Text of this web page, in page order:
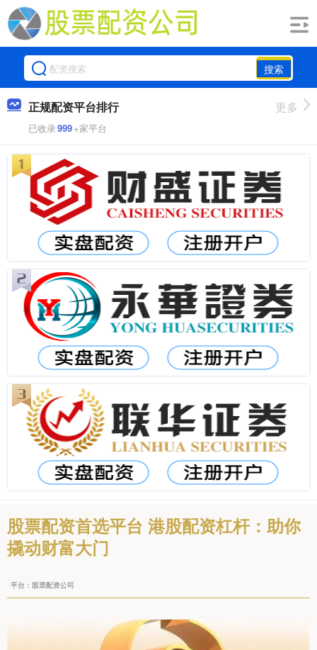
搜索
正规配资平台排行
已收录999+家平台
更多
股票配资首选平台 港股配资杠杆：助你
撬动财富大门
平台：股票配资公司